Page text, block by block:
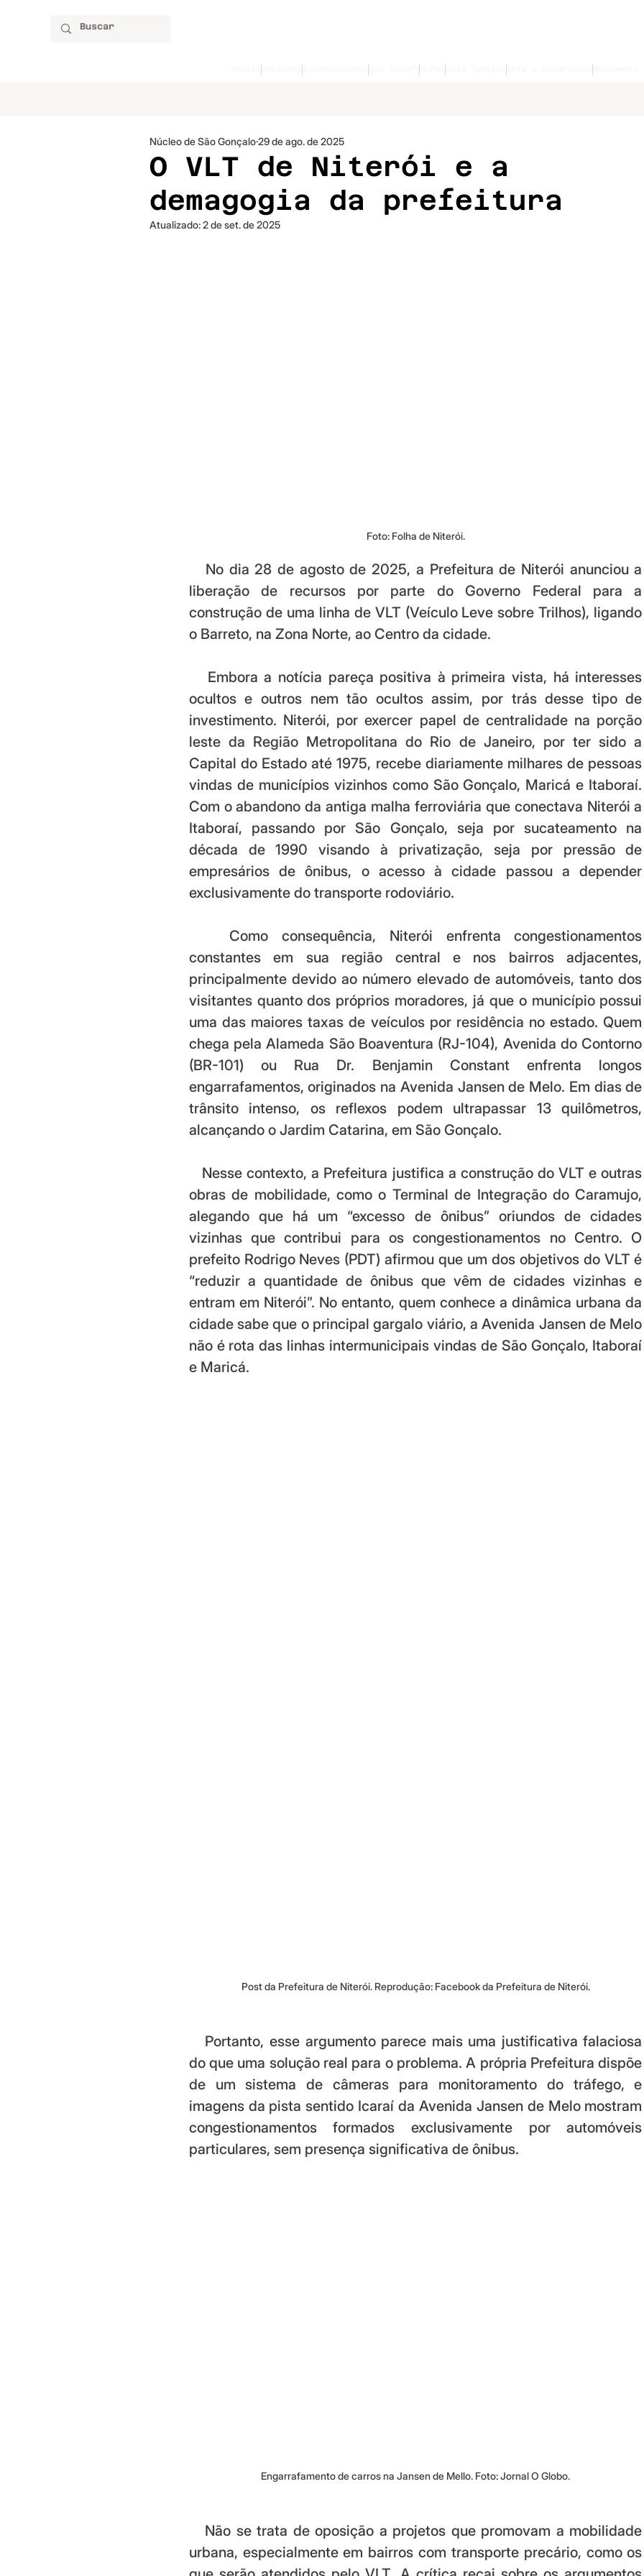
O VLT de Niterói e a
demagogia da prefeitura
Núcleo de São Gonçalo29 de ago. de 2025
Atualizado:2 de set. de 2025
Foto: Folha de Niterói.
liberação de recursos por parte do Governo Federal para a
construção de uma linha de VLT (Veículo Leve sobre Trilhos), ligando
o Barreto, na Zona Norte, ao Centro da cidade.
ocultos e outros nem tão ocultos assim, por trás desse tipo de
investimento. Niterói, por exercer papel de centralidade na porção
leste da Região Metropolitana do Rio de Janeiro, por ter sido a
Capital do Estado até 1975, recebe diariamente milhares de pessoas
vindas de municípios vizinhos como São Gonçalo, Maricá e Itaboraí.
Com o abandono da antiga malha ferroviária que conectava Niterói a
Itaboraí, passando por São Gonçalo, seja por sucateamento na
década de 1990 visando à privatização, seja por pressão de
empresários de ônibus, o acesso à cidade passou a depender
exclusivamente do transporte rodoviário.
constantes em sua região central e nos bairros adjacentes,
principalmente devido ao número elevado de automóveis, tanto dos
visitantes quanto dos próprios moradores, já que o município possui
uma das maiores taxas de veículos por residência no estado. Quem
chega pela Alameda São Boaventura (RJ-104), Avenida do Contorno
(BR-101) ou Rua Dr. Benjamin Constant enfrenta longos
engarrafamentos, originados na Avenida Jansen de Melo. Em dias de
trânsito intenso, os reflexos podem ultrapassar 13 quilômetros,
alcançando o Jardim Catarina, em São Gonçalo.
obras de mobilidade, como o Terminal de Integração do Caramujo,
alegando que há um “excesso de ônibus” oriundos de cidades
vizinhas que contribui para os congestionamentos no Centro. O
prefeito Rodrigo Neves (PDT) afirmou que um dos objetivos do VLT é
“reduzir a quantidade de ônibus que vêm de cidades vizinhas e
entram em Niterói”. No entanto, quem conhece a dinâmica urbana da
cidade sabe que o principal gargalo viário, a Avenida Jansen de Melo
não é rota das linhas intermunicipais vindas de São Gonçalo, Itaboraí
e Maricá.
Post da Prefeitura de Niterói. Reprodução: Facebook da Prefeitura de Niterói.
do que uma solução real para o problema. A própria Prefeitura dispõe
de um sistema de câmeras para monitoramento do tráfego, e
imagens da pista sentido Icaraí da Avenida Jansen de Melo mostram
congestionamentos formados exclusivamente por automóveis
particulares, sem presença significativa de ônibus.
Engarrafamento de carros na Jansen de Mello. Foto: Jornal O Globo.
urbana, especialmente em bairros com transporte precário, como os